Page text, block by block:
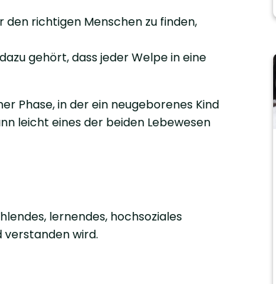
richtigen Menschen zu finden,
gehört, dass jeder Welpe in eine
Phase, in der ein neugeborenes Kind
leicht eines der beiden Lebewesen
lernendes, hochsoziales
verstanden wird.